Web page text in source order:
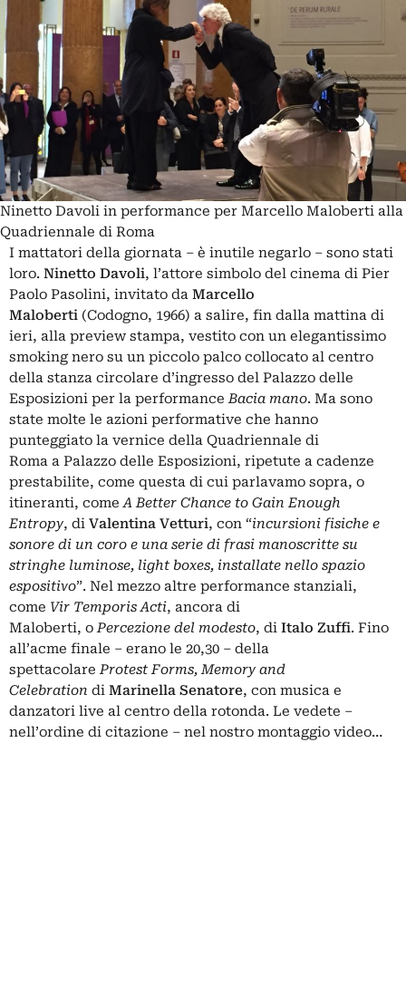
Ninetto Davoli in performance per Marcello Maloberti alla
Quadriennale di Roma
I mattatori della giornata – è inutile negarlo – sono stati
loro. Ninetto Davoli, l’attore simbolo del cinema di Pier
Paolo Pasolini, invitato da Marcello
Maloberti (Codogno, 1966) a salire, fin dalla mattina di
ieri, alla preview stampa, vestito con un elegantissimo
smoking nero su un piccolo palco collocato al centro
della stanza circolare d’ingresso del Palazzo delle
Esposizioni per la performanceBacia mano. Ma sono
state molte le azioni performative che hanno
punteggiato la vernice della Quadriennale di
Roma a Palazzo delle Esposizioni, ripetute a cadenze
prestabilite, come questa di cui parlavamo sopra, o
itineranti, comeA Better Chance to Gain Enough
Entropy, di Valentina Vetturi, con “incursioni fisiche e
sonore di un coro e una serie di frasi manoscritte su
stringhe luminose, light boxes, installate nello spazio
espositivo”. Nel mezzo altre performance stanziali,
come Vir Temporis Acti, ancora di
Maloberti, oPercezione del modesto, di Italo Zuffi. Fino
all’acme finale – erano le 20,30 – della
spettacolareProtest Forms, Memory and
Celebration di Marinella Senatore, con musica e
danzatori live al centro della rotonda. Le vedete –
nell’ordine di citazione – nel nostro montaggio video…